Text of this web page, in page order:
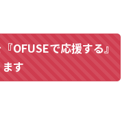
OFUSEで応援する』
す